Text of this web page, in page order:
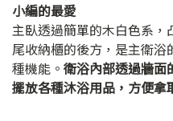
小編的最愛
主臥透過簡單的木白色系
尾收納櫃的後方，是主衛
種機能。 衛浴內部透過牆面
擺放各種沐浴用品，方便拿